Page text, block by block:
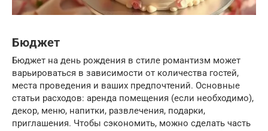
Бюджет
Бюджет на день рождения в стиле романтизм может
варьироваться в зависимости от количества гостей,
места проведения и ваших предпочтений. Основные
статьи расходов: аренда помещения (если необходимо),
декор, меню, напитки, развлечения, подарки,
приглашения. Чтобы сэкономить, можно сделать часть